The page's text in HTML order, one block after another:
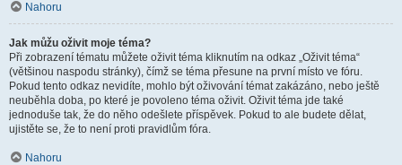
Nahoru
Jak můžu oživit moje téma?
Při zobrazení tématu můžete oživit téma kliknutím na odkaz „Oživit téma“
(většinou naspodu stránky), čímž se téma přesune na první místo ve fóru.
Pokud tento odkaz nevidíte, mohlo být oživování témat zakázáno, nebo ještě
neuběhla doba, po které je povoleno téma oživit. Oživit téma jde také
jednoduše tak, že do něho odešlete příspěvek. Pokud to ale budete dělat,
ujistěte se, že to není proti pravidlům fóra.
Nahoru